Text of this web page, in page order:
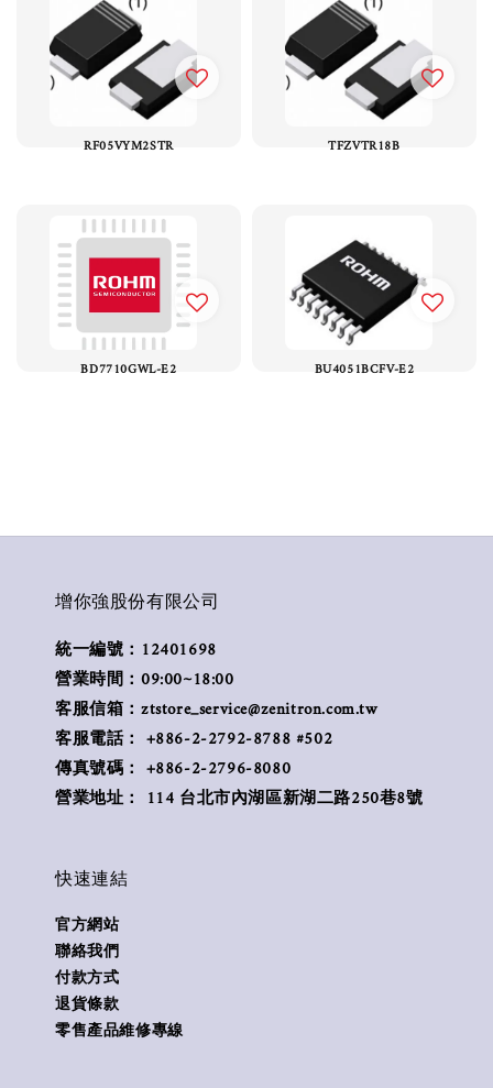
RF05VYM2STR TFZVTR18B
BD7710GWL-E2 BU4051BCFV-E2
增你強股份有限公司
統一編號：12401698
營業時間：09:00~18:00
客服信箱：ztstore_service@zenitron.com.tw
客服電話： +886-2-2792-8788 #502
傳真號碼： +886-2-2796-8080
營業地址： 114 台北市內湖區新湖二路250巷8號
快速連結
官方網站
聯絡我們
付款方式
退貨條款
零售產品維修專線